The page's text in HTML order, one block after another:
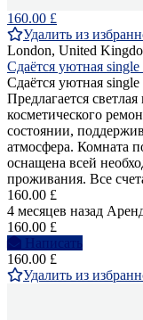
160.00 £
Удалить из
London, United
Сдаётся уютная
Сдаётся уютная
Предлагается
косметического
состоянии,
атмосфера. Комната
оснащена всей
проживания. Все
160.00 £
4 месяцев назад
160.00 £
Написать
160.00 £
Удалить из